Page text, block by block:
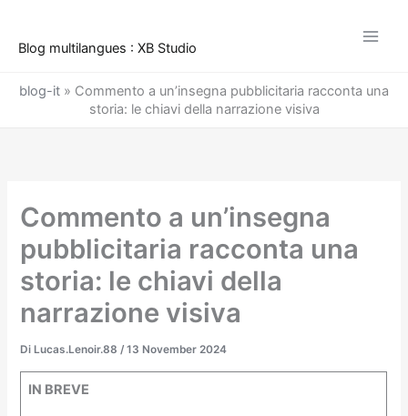
contenuto
Blog multilangues : XB Studio
blog-it » Commento a un’insegna pubblicitaria racconta una
storia: le chiavi della narrazione visiva
Commento a un’insegna
pubblicitaria racconta una
storia: le chiavi della
narrazione visiva
Di Lucas.Lenoir.88/13 November 2024
IN BREVE